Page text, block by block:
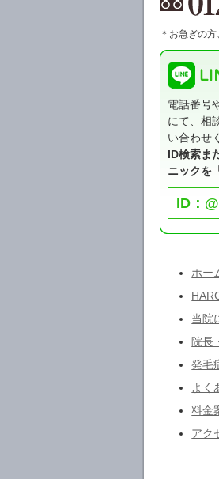
＊お急ぎの
電話番号
にて、相
い合わせ
ID検索ま
ニックを
ID：
ホー
当院
院長
発毛
よく
料金
アク